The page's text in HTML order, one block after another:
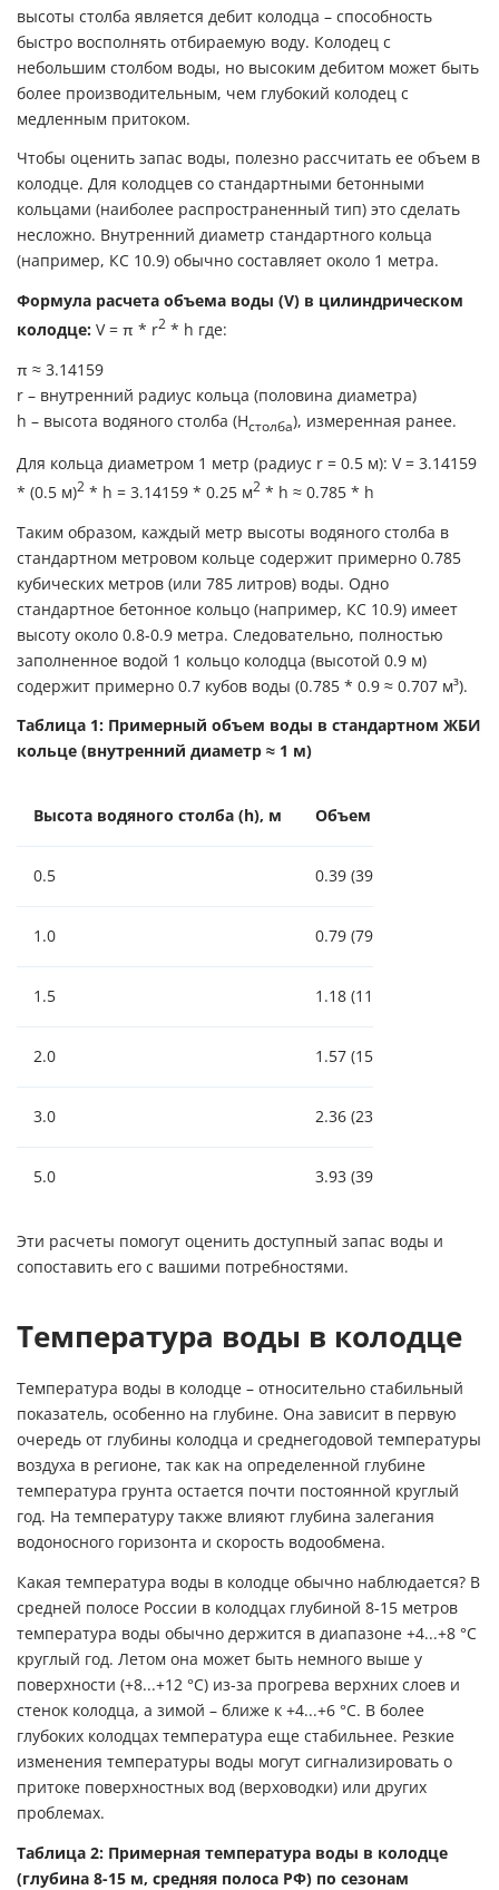
высоты столба является дебит колодца – способность
быстро восполнять отбираемую воду. Колодец с
небольшим столбом воды, но высоким дебитом может быть
более производительным, чем глубокий колодец с
медленным притоком.
Чтобы оценить запас воды, полезно рассчитать ее объем в
колодце. Для колодцев со стандартными бетонными
кольцами (наиболее распространенный тип) это сделать
несложно. Внутренний диаметр стандартного кольца
(например, КС 10.9) обычно составляет около 1 метра.
Формула расчета объема воды (V) в цилиндрическом
колодце: V = π * r2 * h где:
π ≈ 3.14159
r – внутренний радиус кольца (половина диаметра)
h – высота водяного столба (Hстолба), измеренная ранее.
Для кольца диаметром 1 метр (радиус r = 0.5 м): V = 3.14159
* (0.5 м)2 * h = 3.14159 * 0.25 м2 * h ≈ 0.785 * h
Таким образом, каждый метр высоты водяного столба в
стандартном метровом кольце содержит примерно 0.785
кубических метров (или 785 литров) воды. Одно
стандартное бетонное кольцо (например, КС 10.9) имеет
высоту около 0.8-0.9 метра. Следовательно, полностью
заполненное водой 1 кольцо колодца (высотой 0.9 м)
содержит примерно 0.7 кубов воды (0.785 * 0.9 ≈ 0.707 м³).
Таблица 1: Примерный объем воды в стандартном ЖБИ
кольце (внутренний диаметр ≈ 1 м)
Высота водяного столба (h), м Объем воды (V), м³
0.5 0.39 (390)
1.0 0.79 (790)
1.5 1.18 (1180)
2.0 1.57 (1570)
3.0 2.36 (2360)
5.0 3.93 (3930)
Эти расчеты помогут оценить доступный запас воды и
сопоставить его с вашими потребностями.
Температура воды в колодце
Температура воды в колодце – относительно стабильный
показатель, особенно на глубине. Она зависит в первую
очередь от глубины колодца и среднегодовой температуры
воздуха в регионе, так как на определенной глубине
температура грунта остается почти постоянной круглый
год. На температуру также влияют глубина залегания
водоносного горизонта и скорость водообмена.
Какая температура воды в колодце обычно наблюдается? В
средней полосе России в колодцах глубиной 8-15 метров
температура воды обычно держится в диапазоне +4...+8 °C
круглый год. Летом она может быть немного выше у
поверхности (+8...+12 °C) из-за прогрева верхних слоев и
стенок колодца, а зимой – ближе к +4...+6 °C. В более
глубоких колодцах температура еще стабильнее. Резкие
изменения температуры воды могут сигнализировать о
притоке поверхностных вод (верховодки) или других
проблемах.
Таблица 2: Примерная температура воды в колодце
(глубина 8-15 м, средняя полоса РФ) по сезонам